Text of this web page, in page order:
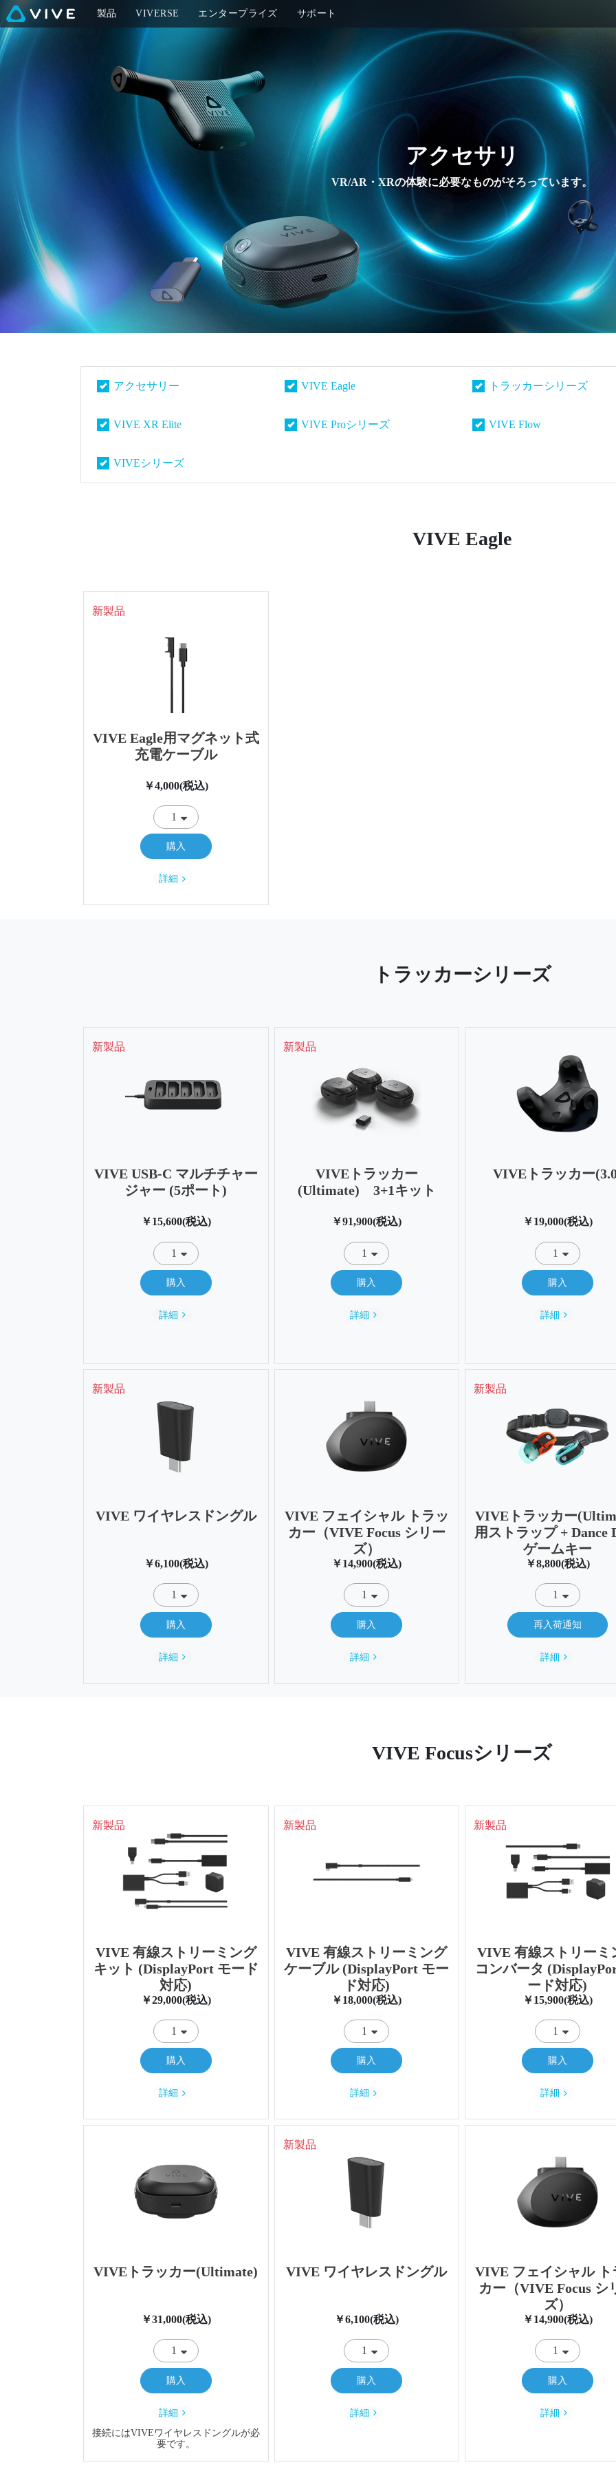
VIVE
ア
ク
セ
サ
リ
VIVE
日
本
製品 VIVERSE エンタープライズ サポート
アクセサリ
VR/AR・XRの体験に必要なものがそろっています。
アクセサリー VIVE Eagle トラッカーシリーズ
VIVE XR Elite VIVE Proシリーズ VIVE Flow
VIVEシリーズ
VIVE Eagle
新製品
VIVE Eagle用マグネット式
充電ケーブル
￥4,000(税込)
購入
詳細
トラッカーシリーズ
新製品
VIVE USB-C マルチチャー
ジャー (5ポート)
￥15,600(税込)
購入
詳細
新製品
VIVEトラッカー
(Ultimate) 3+1キット
￥91,900(税込)
購入
詳細
VIVEトラッカー
￥19,000(税込)
購入
詳細
新製品
VIVE ワイヤレスドングル
￥6,100(税込)
購入
詳細
VIVE フェイシャル トラッ
カー（VIVE Focus シリー
ズ）
￥14,900(税込)
購入
詳細
新製品
VIVEトラッカー
用ストラップ + Dance
ゲームキー
￥8,800(税込)
再入荷通知
詳細
VIVE Focusシリーズ
新製品
VIVE 有線ストリーミング
キット (DisplayPort モード
対応)
￥29,000(税込)
購入
詳細
新製品
VIVE 有線ストリーミング
ケーブル (DisplayPort モー
ド対応)
￥18,000(税込)
購入
詳細
新製品
VIVE 有線ストリーミ
コンバータ
ード対応)
￥15,900(税込)
購入
詳細
VIVEトラッカー(Ultimate)
￥31,000(税込)
購入
詳細
接続にはVIVEワイヤレスドングルが必
要です。
新製品
VIVE ワイヤレスドングル
￥6,100(税込)
購入
詳細
VIVE フェイシャル ト
カー（VIVE Focus シ
ズ）
￥14,900(税込)
購入
詳細